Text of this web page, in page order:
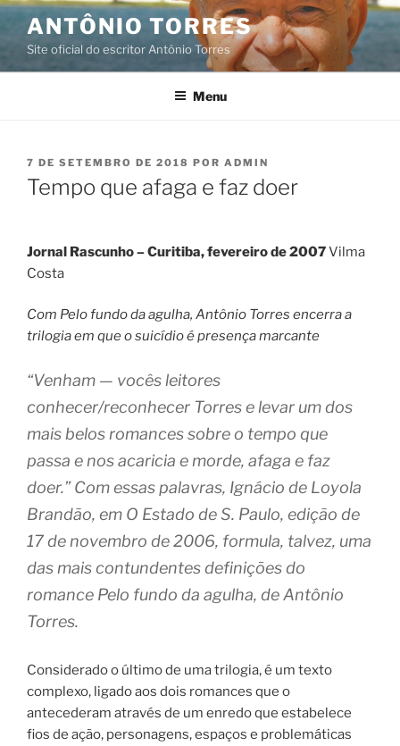
Pular
para
conteúdo
ANTÔNIO TORRES
Site oficial do escritor Antônio Torres
Menu
PUBLICADO
EM
7 DE SETEMBRO DE 2018 POR ADMIN
Tempo que afaga e faz doer
Jornal Rascunho – Curitiba, fevereiro de 2007Vilma
Costa
Com Pelo fundo da agulha, Antônio Torres encerra a
trilogia em que o suicídio é presença marcante
“Venham — vocês leitores
conhecer/reconhecer Torres e levar um dos
mais belos romances sobre o tempo que
passa e nos acaricia e morde, afaga e faz
doer.” Com essas palavras, Ignácio de Loyola
Brandão, em O Estado de S. Paulo, edição de
17 de novembro de 2006, formula, talvez, uma
das mais contundentes definições do
romance Pelo fundo da agulha, de Antônio
Torres.
Considerado o último de uma trilogia, é um texto
complexo, ligado aos dois romances que o
antecederam através de um enredo que estabelece
fios de ação, personagens, espaços e problemáticas